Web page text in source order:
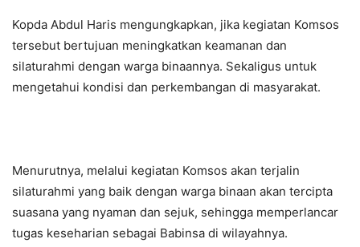
Kopda Abdul Haris mengungkapkan, jika kegiatan Komsos
tersebut bertujuan meningkatkan keamanan dan
silaturahmi dengan warga binaannya. Sekaligus untuk
mengetahui kondisi dan perkembangan di masyarakat.
Menurutnya, melalui kegiatan Komsos akan terjalin
silaturahmi yang baik dengan warga binaan akan tercipta
suasana yang nyaman dan sejuk, sehingga memperlancar
tugas keseharian sebagai Babinsa di wilayahnya.